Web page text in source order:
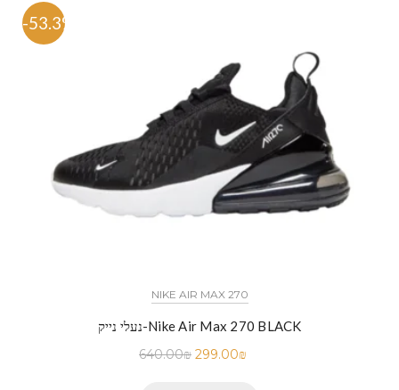
-53.3%
NIKE AIR MAX 270
נעלי נייק-Nike Air Max 270 BLACK
640.00₪ 299.00₪